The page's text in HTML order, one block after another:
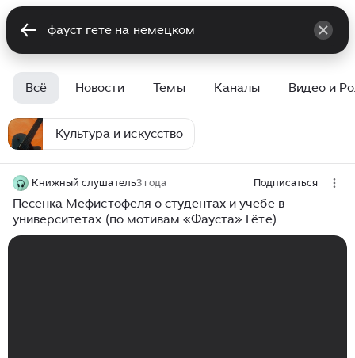
Всё Новости Темы Каналы Видео и
Культура и искусство
Книжный слушатель3 года Подписаться
Песенка Мефистофеля о студентах и учебе в
университетах (по мотивам «Фауста» Гёте)